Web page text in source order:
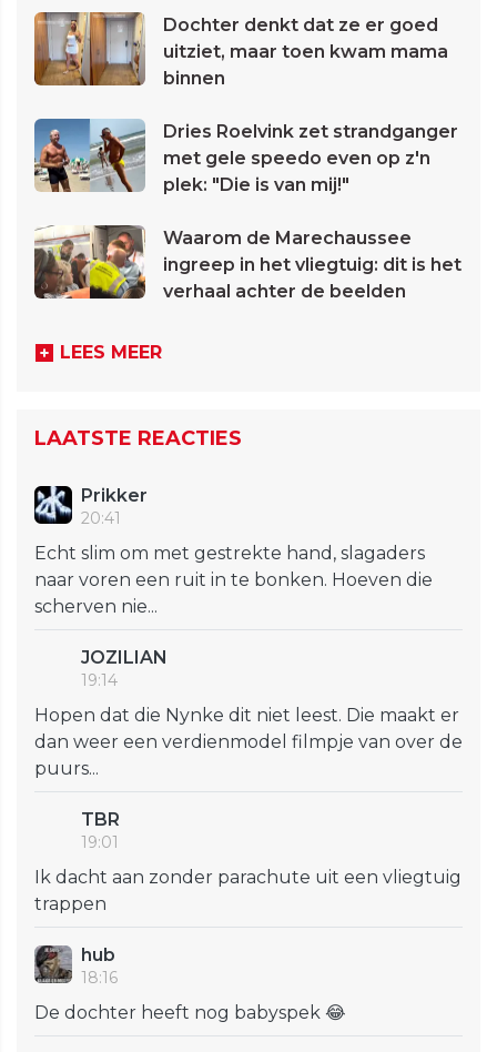
Dochter denkt dat ze er goed
uitziet, maar toen kwam mama
binnen
Dries Roelvink zet strandganger
met gele speedo even op z'n
plek: "Die is van mij!"
Waarom de Marechaussee
ingreep in het vliegtuig: dit is het
verhaal achter de beelden
LEES MEER
LAATSTE REACTIES
Prikker
20:41
Echt slim om met gestrekte hand, slagaders
naar voren een ruit in te bonken. Hoeven die
scherven nie...
JOZILIAN
19:14
Hopen dat die Nynke dit niet leest. Die maakt er
dan weer een verdienmodel filmpje van over de
puurs...
TBR
19:01
Ik dacht aan zonder parachute uit een vliegtuig
trappen
hub
18:16
De dochter heeft nog babyspek 😂